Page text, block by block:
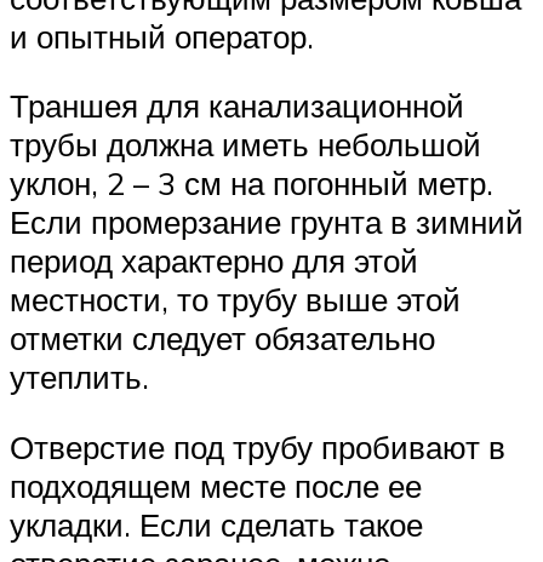
и опытный оператор.
Траншея для канализационной
трубы должна иметь небольшой
уклон, 2 – 3 см на погонный метр.
Если промерзание грунта в зимний
период характерно для этой
местности, то трубу выше этой
отметки следует обязательно
утеплить.
Отверстие под трубу пробивают в
подходящем месте после ее
укладки. Если сделать такое